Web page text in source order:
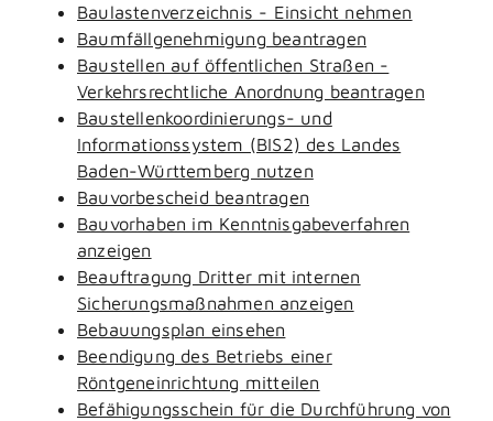
Baulastenverzeichnis - Einsicht nehmen
Baumfällgenehmigung beantragen
Baustellen auf öffentlichen Straßen -
Verkehrsrechtliche Anordnung beantragen
Baustellenkoordinierungs- und
Informationssystem (BIS2) des Landes
Baden-Württemberg nutzen
Bauvorbescheid beantragen
Bauvorhaben im Kenntnisgabeverfahren
anzeigen
Beauftragung Dritter mit internen
Sicherungsmaßnahmen anzeigen
Bebauungsplan einsehen
Beendigung des Betriebs einer
Röntgeneinrichtung mitteilen
Befähigungsschein für die Durchführung von